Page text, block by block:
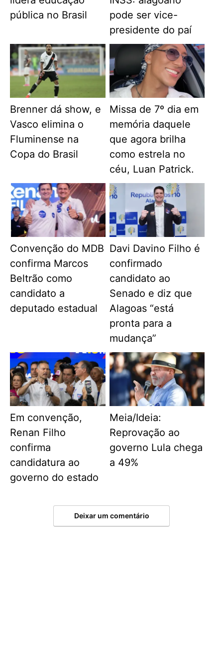
pública no Brasil
pode ser vice-
presidente do paí
Brenner dá show, e
Vasco elimina o
Fluminense na
Copa do Brasil
Missa de 7º dia em
memória daquele
que agora brilha
como estrela no
céu, Luan Patrick.
Convenção do MDB
confirma Marcos
Beltrão como
candidato a
deputado estadual
Davi Davino Filho é
confirmado
candidato ao
Senado e diz que
Alagoas “está
pronta para a
mudança”
Em convenção,
Renan Filho
confirma
candidatura ao
governo do estado
Meia/Ideia:
Reprovação ao
governo Lula chega
a 49%
Deixar um comentário